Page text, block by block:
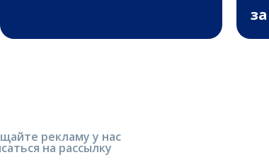
рекламу у нас
на рассылку